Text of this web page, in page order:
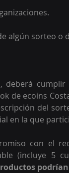
algún sorteo o
deberá
de ecoins
del
en la que
con el
(incluye 5